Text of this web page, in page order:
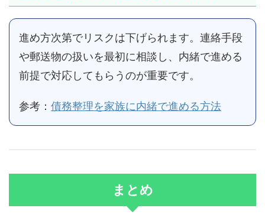
進め方次第でリスクは下げられます。連絡手段
や郵送物の扱いを最初に相談し、内緒で進める
前提で対応してもらうのが重要です。
参考： 債務整理を家族に内緒で進める方法
まとめ